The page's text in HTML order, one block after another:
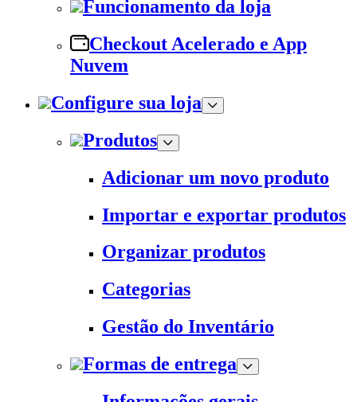
Funcionamento da loja
Checkout Acelerado e App
Nuvem
Configure sua loja
Produtos
Adicionar um novo produto
Importar e exportar produtos
Organizar produtos
Categorias
Gestão do Inventário
Formas de entrega